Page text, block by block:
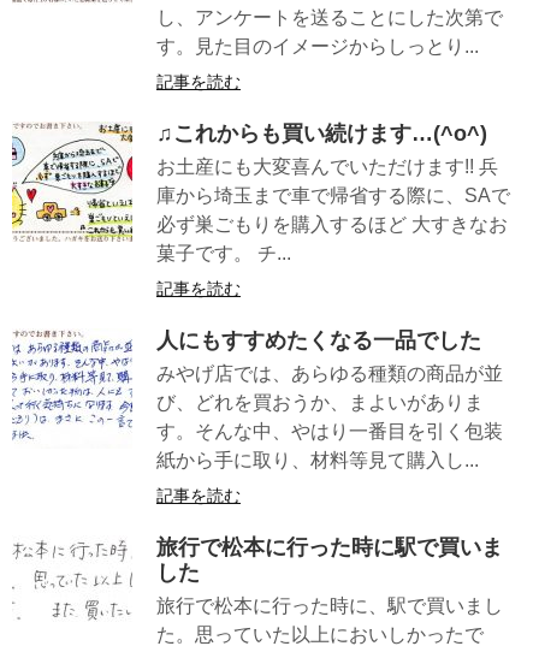
し、アンケートを送ることにした次第で
す。見た目のイメージからしっとり...
記事を読む
♫これからも買い続けます…(^o^)
お土産にも大変喜んでいただけます!! 兵
庫から埼玉まで車で帰省する際に、SAで
必ず巣ごもりを購入するほど 大すきなお
菓子です。 チ...
記事を読む
人にもすすめたくなる一品でした
みやげ店では、あらゆる種類の商品が並
び、どれを買おうか、まよいがありま
す。そんな中、やはり一番目を引く包装
紙から手に取り、材料等見て購入し...
記事を読む
旅行で松本に行った時に駅で買いま
した
旅行で松本に行った時に、駅で買いまし
た。思っていた以上においしかったで